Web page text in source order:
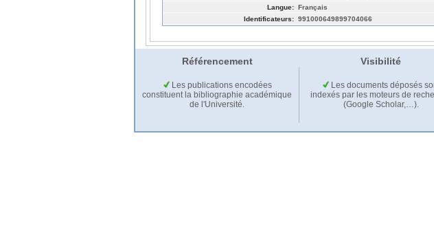
Langue: Français
Identificateurs: 991000649899704066
Référencement Visibilité
Les publications encodées
constituent la bibliographie académique
de l'Université.
Les documents déposés
indexés par les moteurs de
(Google Scholar,…).